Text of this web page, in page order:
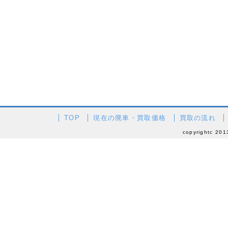
TOP 現在の廃車・買取価格 買取の流れ
copyrightc